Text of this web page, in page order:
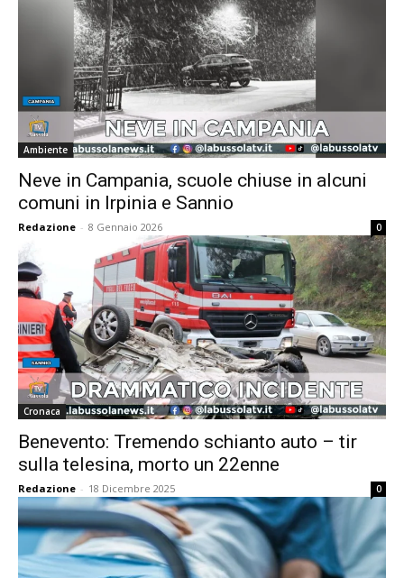
Ambiente
Neve in Campania, scuole chiuse in alcuni
comuni in Irpinia e Sannio
Redazione - 8 Gennaio 2026 0
Cronaca
Benevento: Tremendo schianto auto – tir
sulla telesina, morto un 22enne
Redazione - 18 Dicembre 2025 0